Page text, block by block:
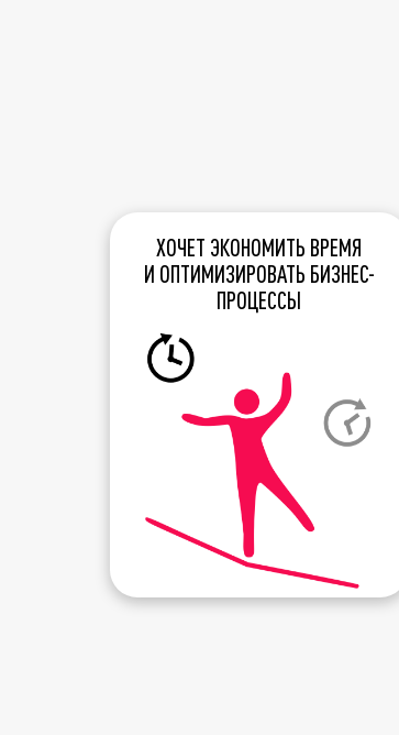
ХОЧЕТ ЭКОНОМИТЬ ВРЕМЯ
И ОПТИМИЗИРОВАТЬ БИЗНЕС-
ПРОЦЕССЫ